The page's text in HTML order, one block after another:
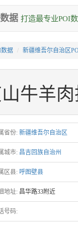
据 打造最专业POI
数据 新疆维吾尔自治区
牛羊
省份: 新疆维吾尔自治区
城市: 昌吉回族自治州
区县: 呼图壁县
地址: 昌华路33附近
号码: